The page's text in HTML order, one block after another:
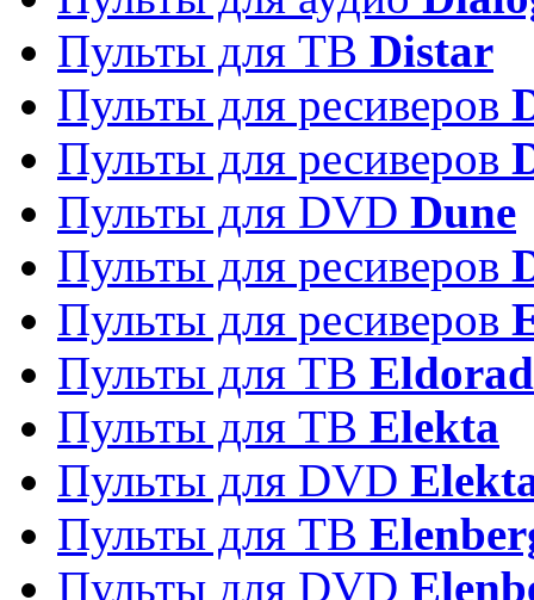
Пульты для ТВ Distar
Пульты для ресиверов
Пульты для ресиверов
Пульты для DVD Dune
Пульты для ресиверов
Пульты для ресиверов
Пульты для ТВ
Пульты для ТВ Elekta
Пульты для DVD
Пульты для ТВ
Пульты для DVD